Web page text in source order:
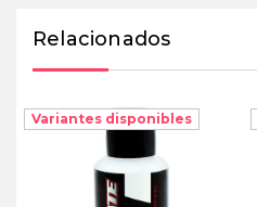
Relacionados
Variantes disponibles